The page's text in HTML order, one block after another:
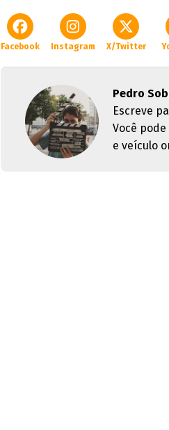
Facebook Instagram X/Twitter
Pedro
Escreve
Você
e veículo